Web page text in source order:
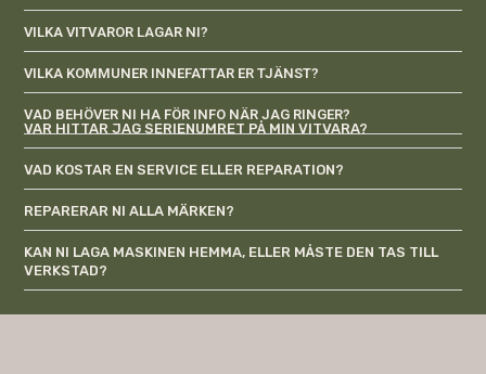
VILKA VITVAROR LAGAR NI?
VILKA KOMMUNER INNEFATTAR ER TJÄNST?
VAD BEHÖVER NI HA FÖR INFO NÄR JAG RINGER?
VAR HITTAR JAG SERIENUMRET PÅ MIN VITVARA?
VAD KOSTAR EN SERVICE ELLER REPARATION?
REPARERAR NI ALLA MÄRKEN?
KAN NI LAGA MASKINEN HEMMA, ELLER MÅSTE DEN TAS TILL
VERKSTAD?